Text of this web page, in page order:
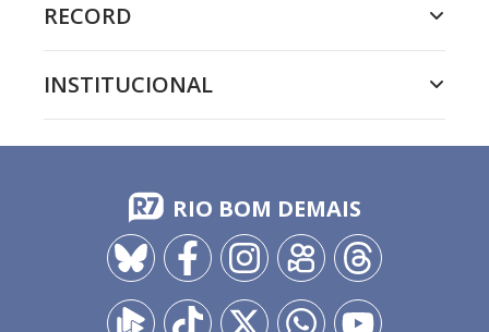
RECORD
INSTITUCIONAL
RIO BOM DEMAIS